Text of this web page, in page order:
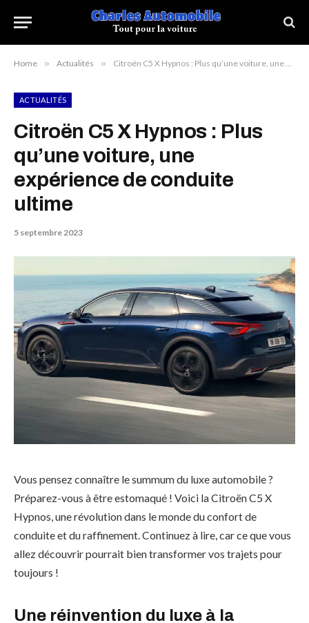
Home » Actualités » Citroën C5 X Hypnos : Plus qu’une voiture, une expérience de conduite ultime
ACTUALITÉS
Citroën C5 X Hypnos : Plus
qu’une voiture, une
expérience de conduite
ultime
5 septembre 2023
Vous pensez connaître le summum du luxe automobile ?
Préparez-vous à être estomaqué ! Voici la Citroën C5 X
Hypnos, une révolution dans le monde du confort de
conduite et du raffinement. Continuez à lire, car ce que vous
allez découvrir pourrait bien transformer vos trajets pour
toujours !
Une réinvention du luxe à la